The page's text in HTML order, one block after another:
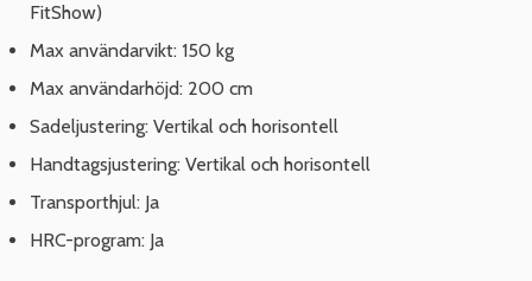
FitShow)
Max användarvikt: 150 kg
Max användarhöjd: 200 cm
Sadeljustering: Vertikal och horisontell
Handtagsjustering: Vertikal och horisontell
Transporthjul: Ja
HRC-program: Ja